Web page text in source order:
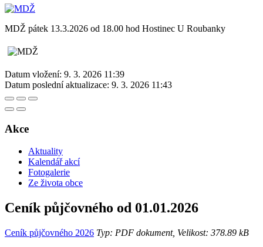
MDŽ pátek 13.3.2026 od 18.00 hod Hostinec U Roubanky
Datum vložení: 9. 3. 2026 11:39
Datum poslední aktualizace: 9. 3. 2026 11:43
Akce
Aktuality
Kalendář akcí
Fotogalerie
Ze života obce
Ceník půjčovného od 01.01.2026
Ceník půjčovného 2026 Typ: PDF dokument, Velikost: 378.89 kB